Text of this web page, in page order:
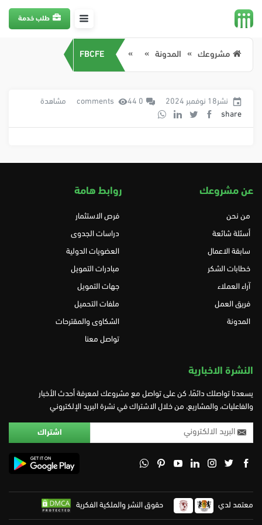
طلب خدمة
مشروعك المدونة FBCFE
نشر18 نوفمبر 2024 0 comments 44 مشاهدة
share
عن مشروعك
من نحن
أسئلة شائعة
سابقة الاعمال
خطابات الشكر
آراء العملاء
فريق العمل
المدونة
روابط هامة
فرص الاستثمار
دراسات الجدوى
العضويات الدولية
مبادرات التمويل
جهات التمويل
ملفات التحميل
الشكاوى والمقترحات
تواصل معنا
النشرة الاخبارية
يسعدنا تواصلك دائمًا، كن على تواصل مع مشروعك لمعرفة أحدث الأخبار
والفاعليات، والمشاريع، من خلال الاشتراك في نشرة البريد الإلكتروني
معتمد لدي حقوق النشر والملكية الفكرية